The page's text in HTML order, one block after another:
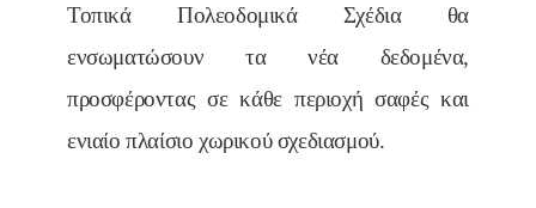
Τοπικά Πολεοδομικά Σχέδια θα
ενσωματώσουν τα νέα δεδομένα,
προσφέροντας σε κάθε περιοχή σαφές και
ενιαίο πλαίσιο χωρικού σχεδιασμού.